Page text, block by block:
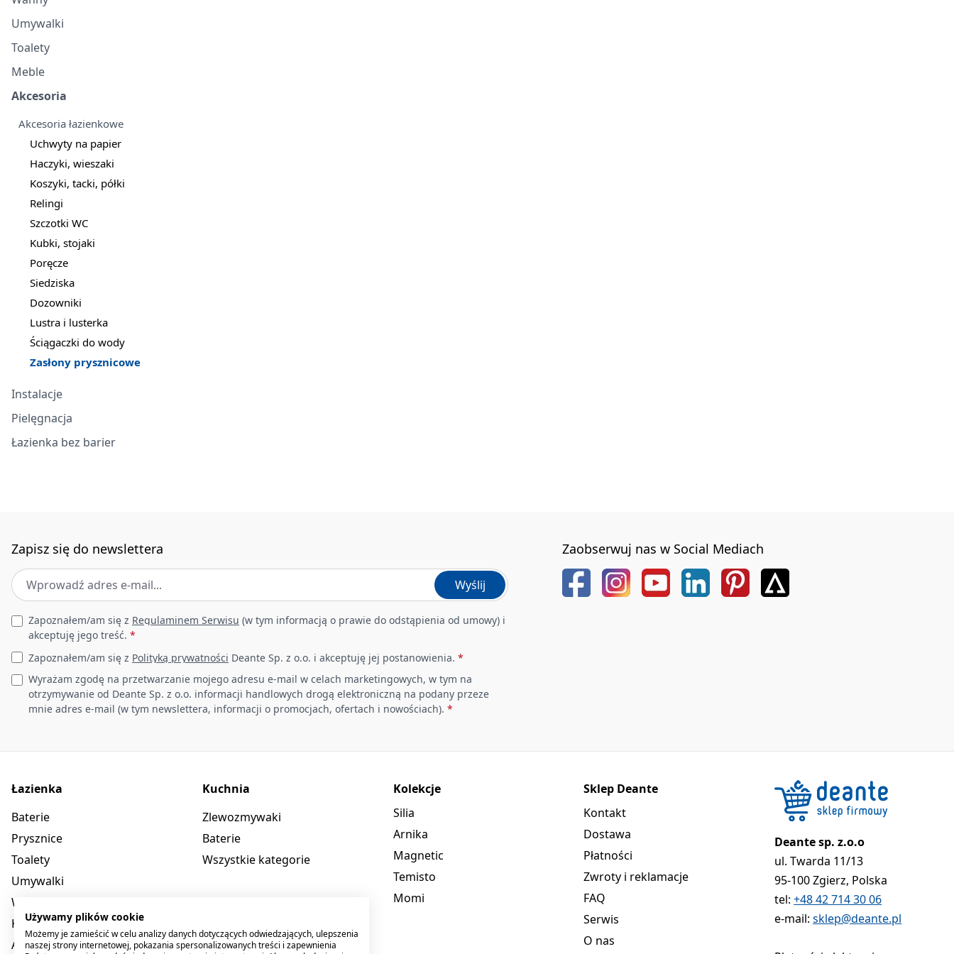
Umywalki
Toalety
Meble
Akcesoria
Akcesoria łazienkowe
Uchwyty na papier
Haczyki, wieszaki
Koszyki, tacki, półki
Relingi
Szczotki WC
Kubki, stojaki
Poręcze
Siedziska
Dozowniki
Lustra i lusterka
Ściągaczki do wody
Zasłony prysznicowe
Instalacje
Pielęgnacja
Łazienka bez barier
Zapisz się do newslettera
Adres e-mail *
Wyślij
Leave this field empty
Zapoznałem/am się z Regulaminem Serwisu (w tym informacją o prawie do odstąpienia od umowy) i
akceptuję jego treść. *
Zapoznałem/am się z Polityką prywatności Deante Sp. z o.o. i akceptuję jej postanowienia. *
Wyrażam zgodę na przetwarzanie mojego adresu e-mail w celach marketingowych, w tym na
otrzymywanie od Deante Sp. z o.o. informacji handlowych drogą elektroniczną na podany przeze
mnie adres e-mail (w tym newslettera, informacji o promocjach, ofertach i nowościach). *
Zaobserwuj nas w Social Mediach
Łazienka
Baterie
Prysznice
Toalety
Umywalki
Wanny
Kabiny
Akcesoria
Kuchnia
Zlewozmywaki
Baterie
Wszystkie kategorie
Kolekcje
Silia
Arnika
Magnetic
Temisto
Momi
Sklep Deante
Kontakt
Dostawa
Płatności
Zwroty i reklamacje
FAQ
Serwis
O nas
Deante sp. z.o.o
ul. Twarda 11/13
95-100 Zgierz, Polska
tel:+48 42 714 30 06
e-mail:sklep@deante.pl
Używamy plików cookie
Możemy je zamieścić w celu analizy danych dotyczących odwiedzających, ulepszenia
naszej strony internetowej, pokazania spersonalizowanych treści i zapewnienia